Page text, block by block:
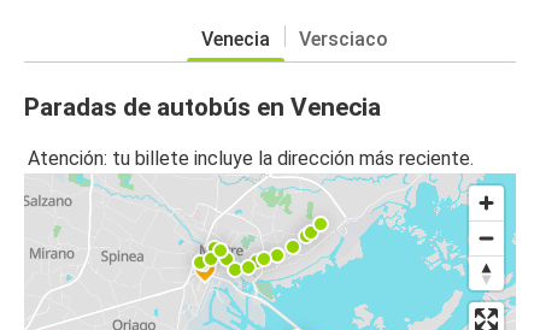
Venecia Versciaco
Paradas de autobús en Venecia
Atención: tu billete incluye la dirección más reciente.